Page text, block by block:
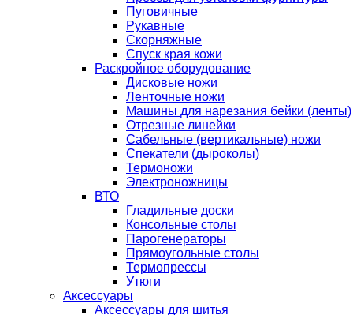
Пуговичные
Рукавные
Скорняжные
Спуск края кожи
Раскройное оборудование
Дисковые ножи
Ленточные ножи
Машины для нарезания бейки (ленты)
Отрезные линейки
Сабельные (вертикальные) ножи
Спекатели (дыроколы)
Термоножи
Электроножницы
ВТО
Гладильные доски
Консольные столы
Парогенераторы
Прямоугольные столы
Термопрессы
Утюги
Аксессуары
Аксессуары для шитья